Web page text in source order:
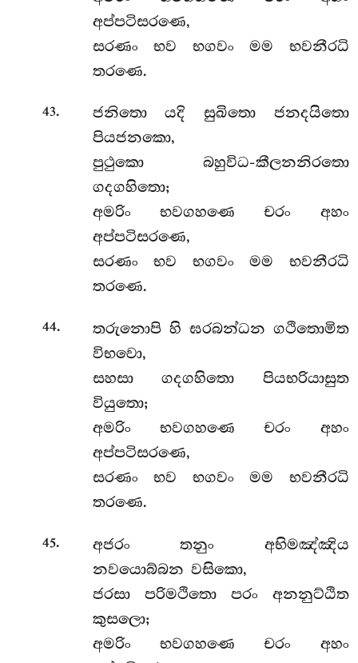
අප්පටිසරණෙ,
සරණං භව භගවං මම භවනීරධි
තරණෙ.
43.
ජනිතො යදි සුඛිතො ජනදයිතො
පියජනකො,
පුථුකො බහුවිධ-කීලනනිරතො
ගදගහිතො;
අමරිං භවගහණෙ චරං අහං
අප්පටිසරණෙ,
සරණං භව භගවං මම භවනීරධි
තරණෙ.
44.
තරුනොපි හි ඝරබන්ධන ගථිතොමිත
විභවො,
සහසා ගදගහිතො පියභරියාසුත
වියුතො;
අමරිං භවගහණෙ චරං අහං
අප්පටිසරණෙ,
සරණං භව භගවං මම භවනීරධි
තරණෙ.
45.
අජරං තනුං අභිමඤ්ඤිය
නවයොබ්බන වසිකො,
ජරසා පරිමථිතො පරං අනනුට්ඨිත
කුසලො;
අමරිං භවගහණෙ චරං අහං